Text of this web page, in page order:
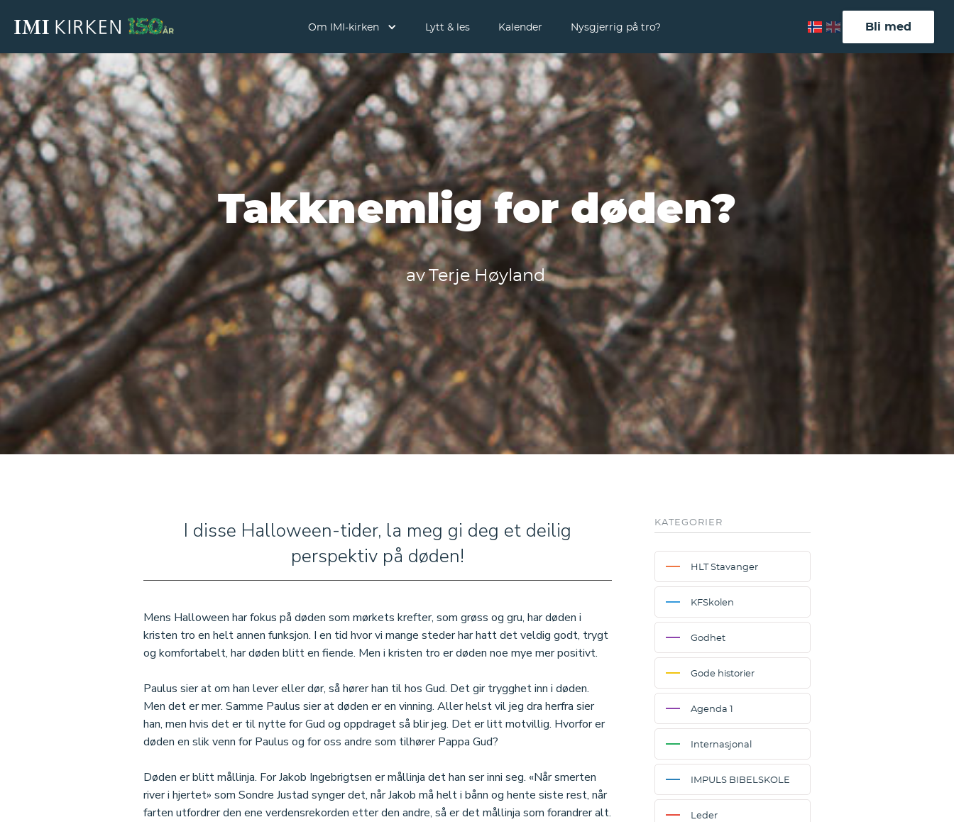
Om IMI-kirken Lytt & les Kalender Nysgjerrig på tro? Bli med
Takknemlig for døden?
avTerje Høyland
I disse Halloween-tider, la meg gi deg et deilig
perspektiv på døden!
Mens Halloween har fokus på døden som mørkets krefter, som grøss og gru, har døden i
kristen tro en helt annen funksjon. I en tid hvor vi mange steder har hatt det veldig godt, trygt
og komfortabelt, har døden blitt en fiende. Men i kristen tro er døden noe mye mer positivt.
Paulus sier at om han lever eller dør, så hører han til hos Gud. Det gir trygghet inn i døden.
Men det er mer. Samme Paulus sier at døden er en vinning. Aller helst vil jeg dra herfra sier
han, men hvis det er til nytte for Gud og oppdraget så blir jeg. Det er litt motvillig. Hvorfor er
døden en slik venn for Paulus og for oss andre som tilhører Pappa Gud?
Døden er blitt mållinja. For Jakob Ingebrigtsen er mållinja det han ser inni seg. «Når smerten
river i hjertet» som Sondre Justad synger det, når Jakob må helt i bånn og hente siste rest, når
farten utfordrer den ene verdensrekorden etter den andre, så er det mållinja som forandrer alt.
KATEGORIER
HLT Stavanger
KFSkolen
Godhet
Gode historier
Agenda 1
Internasjonal
IMPULS BIBELSKOLE
Leder